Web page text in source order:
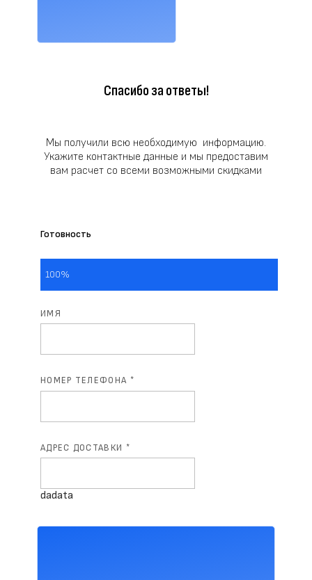
Спасибо за ответы!
Мы получили всю необходимую информацию.
Укажите контактные данные и мы предоставим
вам расчет со всеми возможными скидками
Готовность
100%
ИМЯ
НОМЕР ТЕЛЕФОНА *
АДРЕС ДОСТАВКИ *
dadata